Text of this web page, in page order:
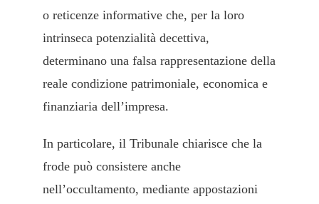
o reticenze informative che, per la loro
intrinseca potenzialità decettiva,
determinano una falsa rappresentazione della
reale condizione patrimoniale, economica e
finanziaria dell’impresa.
In particolare, il Tribunale chiarisce che la
frode può consistere anche
nell’occultamento, mediante appostazioni